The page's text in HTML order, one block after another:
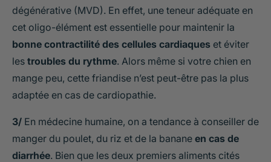
dégénérative (MVD). En effet, une teneur adéquate en
cet oligo-élément est essentielle pour maintenir la
bonne contractilité des cellules cardiaques et éviter
les troubles du rythme. Alors même si votre chien en
mange peu, cette friandise n’est peut-être pas la plus
adaptée en cas de cardiopathie.
3/ En médecine humaine, on a tendance à conseiller de
manger du poulet, du riz et de la banane en cas de
diarrhée. Bien que les deux premiers aliments cités